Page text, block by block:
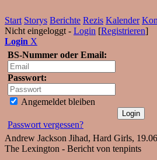
Start Storys Berichte Rezis Kalender
Nicht eingeloggt - Login [Registrieren]
Login X
BS-Nummer oder Email:
Passwort:
Angemeldet bleiben
Passwort vergessen?
Andrew Jackson Jihad, Hard Girls,
The Lexington - Bericht von tenpints